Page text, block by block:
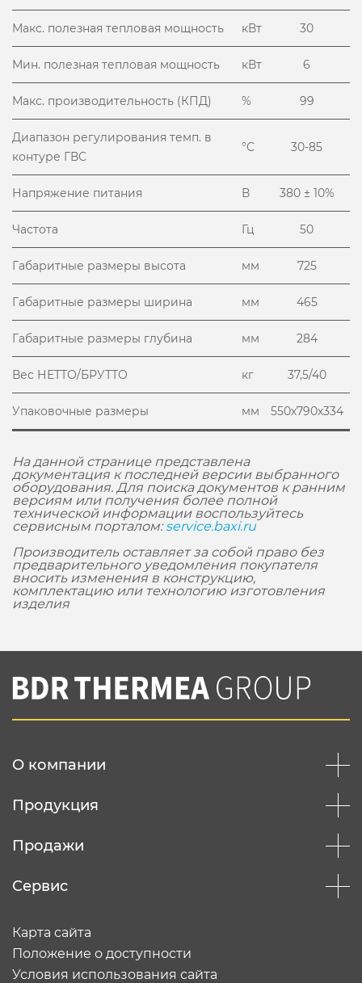
Макс. полезная тепловая мощность кВт 30
Мин. полезная тепловая мощность кВт 6
Макс. производительность (КПД) % 99
Диапазон регулирования темп. в
контуре ГВС
°С 30-85
Напряжение питания В 380 ± 10%
Частота Гц 50
Габаритные размеры высота мм 725
Габаритные размеры ширина мм 465
Габаритные размеры глубина мм 284
Вес НЕТТО/БРУТТО кг 37,5/40
Упаковочные размеры мм 550х790х334
На данной странице представлена
документация к последней версии выбранного
оборудования. Для поиска документов к ранним
версиям или получения более полной
технической информации воспользуйтесь
сервисным порталом:service.baxi.ru
Производитель оставляет за собой право без
предварительного уведомления покупателя
вносить изменения в конструкцию,
комплектацию или технологию изготовления
изделия
О компании
Продукция
Продажи
Сервис
Карта сайта
Положение о доступности
Условия использования сайта